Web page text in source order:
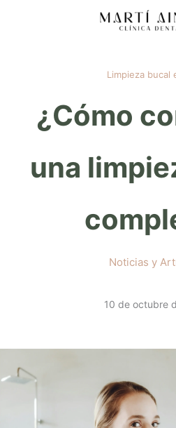
Limpieza bucal
¿Cómo
una
Noticias y
10 de octubre